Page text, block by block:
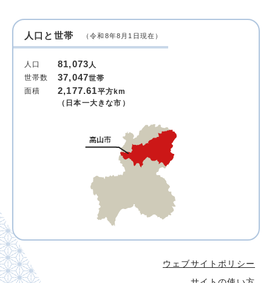
人口と世帯 （令和8年8月1日現在）
人口 81,073人
世帯数
37,047世帯
面積
2,177.61平方km
（日本一大きな市）
ウェブサイトポリシー